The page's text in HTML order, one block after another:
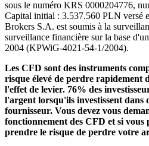
sous le numéro KRS 0000204776,
Capital initial : 3.537.560 PLN versé
Brokers S.A. est soumis à la
surveillance financière sur la base
2004 (KPWiG-4021-54-1/2004).
Les CFD sont des instruments
risque élevé de perdre rapidement
l'effet de levier. 76% des
l'argent lorsqu'ils investissent dans
fournisseur. Vous devez vous
fonctionnement des CFD et si vous
prendre le risque de perdre votre